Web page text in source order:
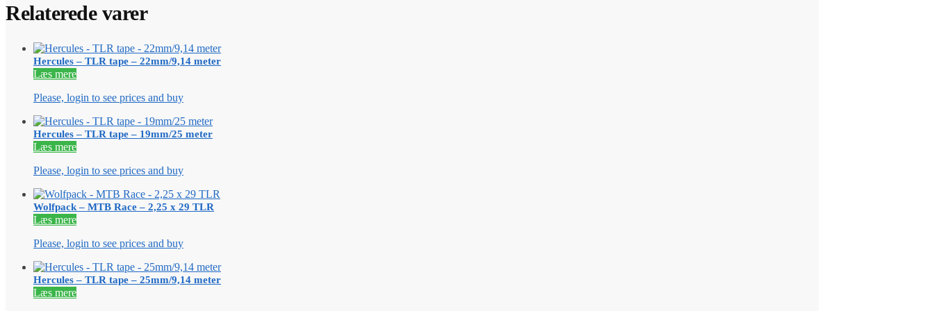
Relaterede varer
Hercules – TLR tape – 22mm/9,14 meter
Læs mere
Please, login to see prices and buy
Hercules – TLR tape – 19mm/25 meter
Læs mere
Please, login to see prices and buy
Wolfpack – MTB Race – 2,25 x 29 TLR
Læs mere
Please, login to see prices and buy
Hercules – TLR tape – 25mm/9,14 meter
Læs mere